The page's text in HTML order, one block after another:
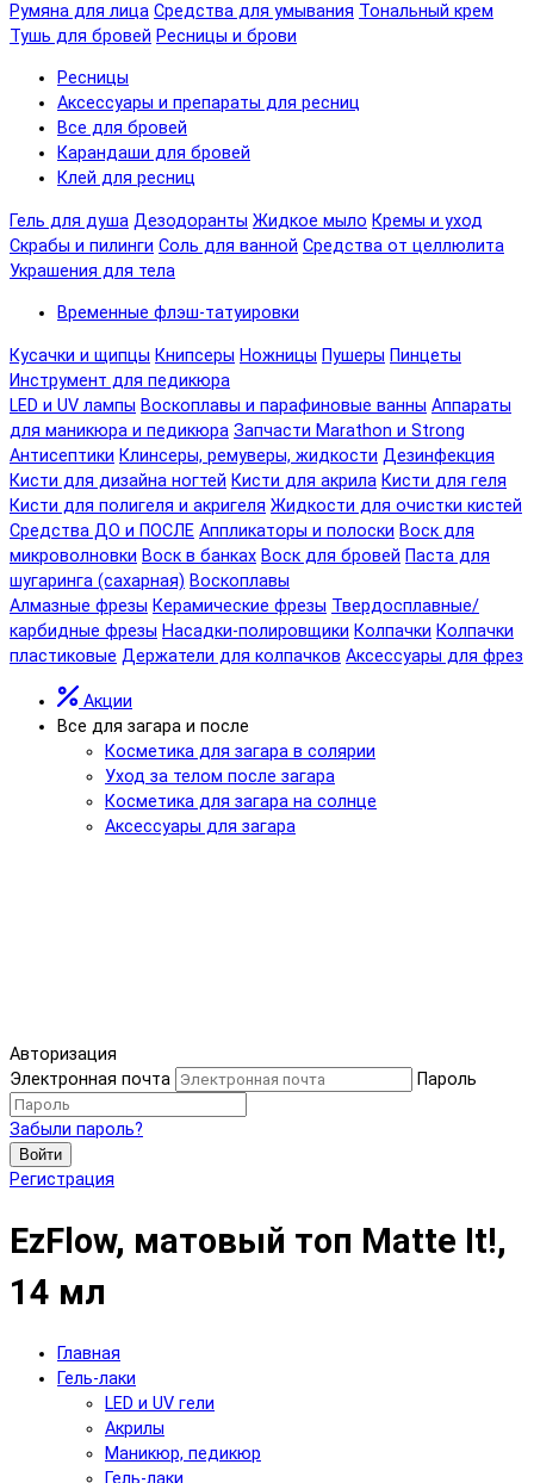
Румяна для лица Средства для умывания Тональный крем
Тушь для бровей Ресницы и брови
Ресницы
Аксессуары и препараты для ресниц
Все для бровей
Карандаши для бровей
Клей для ресниц
Гель для душа Дезодоранты Жидкое мыло Кремы и уход
Скрабы и пилинги Соль для ванной Средства от целлюлита
Украшения для тела
Временные флэш-татуировки
Кусачки и щипцы Книпсеры Ножницы Пушеры Пинцеты
Инструмент для педикюра
LED и UV лампы Воскоплавы и парафиновые ванны Аппараты
для маникюра и педикюра Запчасти Marathon и Strong
Антисептики Клинсеры, ремуверы, жидкости Дезинфекция
Кисти для дизайна ногтей Кисти для акрила Кисти для геля
Кисти для полигеля и акригеля Жидкости для очистки кистей
Средства ДО и ПОСЛЕ Аппликаторы и полоски Воск для
микроволновки Воск в банках Воск для бровей Паста для
шугаринга (сахарная) Воскоплавы
Алмазные фрезы Керамические фрезы Твердосплавные/
карбидные фрезы Насадки-полировщики Колпачки Колпачки
пластиковые Держатели для колпачков Аксессуары для фрез
Акции
Все для загара и после
Косметика для загара в солярии
Уход за телом после загара
Косметика для загара на солнце
Аксессуары для загара
Авторизация
Электронная почта
Пароль
Забыли пароль?
Войти
Регистрация
EzFlow, матовый топ Matte It!,
14 мл
Главная
Гель-лаки
LED и UV гели
Акрилы
Маникюр, педикюр
Гель-лаки